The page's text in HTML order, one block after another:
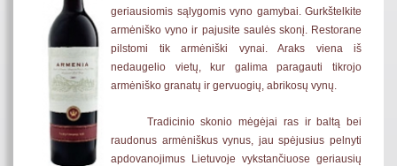
geriausiomis sąlygomis vyno gamybai. Gurkštelkite
armėniško vyno ir pajusite saulės skonį. Restorane
pilstomi tik armėniški vynai. Araks viena iš
nedaugelio vietų, kur galima paragauti tikrojo
armėniško granatų ir gervuogių, abrikosų vynų.
Tradicinio skonio mėgėjai ras ir baltą bei
raudonus armėniškus vynus, jau spėjusius pelnyti
apdovanojimus Lietuvoje vykstančiuose geriausių